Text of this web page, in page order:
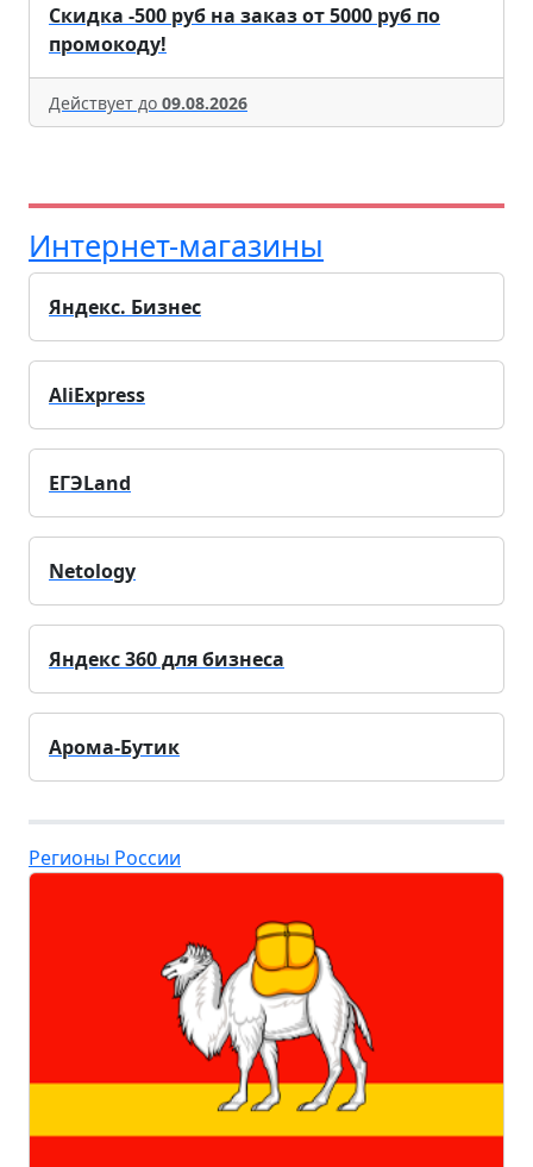
Скидка -500 руб на заказ от 5000 руб по
промокоду!
Действует до 09.08.2026
Интернет-магазины
Яндекс. Бизнес
AliExpress
ЕГЭLand
Netology
Яндекс 360 для бизнеса
Арома-Бутик
Регионы России